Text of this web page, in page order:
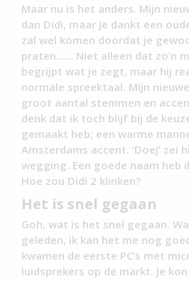
Maar nu is het anders. Mijn
dan Didi, maar je dankt een
zal wel komen doordat je
praten…… Niet alleen dat zo’n
begrijpt wat je zegt, maar hij
normale spreektaal. Mijn
groot aantal stemmen en
denk dat ik toch blijf bij de
gemaakt heb; een warme
Amsterdams accent. ‘Doej’ zei
wegging. Een goede naam heb
Hoe zou Didi 2 klinken?
Het is snel gegaan
Goh, wat is het snel gegaan.
geleden, ik kan het me nog
kwamen de eerste PC’s met
luidsprekers op de markt. Je